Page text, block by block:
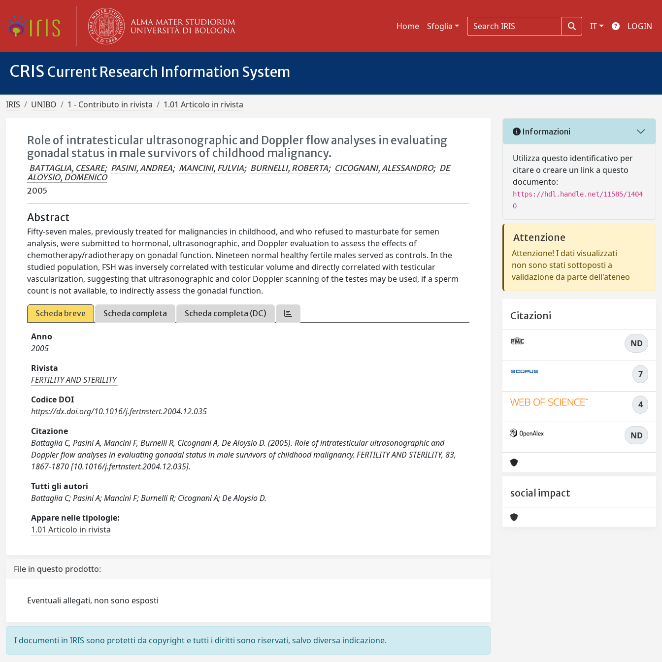
Home Sfoglia IT LOGIN
CRIS Current Research Information System
IRIS UNIBO 1 - Contributo in rivista 1.01 Articolo in rivista
Role of intratesticular ultrasonographic and Doppler flow analyses in evaluating
gonadal status in male survivors of childhood malignancy.
BATTAGLIA, CESARE; PASINI, ANDREA; MANCINI, FULVIA; BURNELLI, ROBERTA; CICOGNANI, ALESSANDRO; DE
ALOYSIO, DOMENICO
2005
Abstract
Fifty-seven males, previously treated for malignancies in childhood, and who refused to masturbate for semen
analysis, were submitted to hormonal, ultrasonographic, and Doppler evaluation to assess the effects of
chemotherapy/radiotherapy on gonadal function. Nineteen normal healthy fertile males served as controls. In the
studied population, FSH was inversely correlated with testicular volume and directly correlated with testicular
vascularization, suggesting that ultrasonographic and color Doppler scanning of the testes may be used, if a sperm
count is not available, to indirectly assess the gonadal function.
Scheda breve Scheda completa Scheda completa (DC)
Anno
2005
Rivista
FERTILITY AND STERILITY
Codice DOI
https://dx.doi.org/10.1016/j.fertnstert.2004.12.035
Citazione
Battaglia C, Pasini A, Mancini F, Burnelli R, Cicognani A, De Aloysio D. (2005). Role of intratesticular ultrasonographic and
Doppler flow analyses in evaluating gonadal status in male survivors of childhood malignancy. FERTILITY AND STERILITY, 83,
1867-1870 [10.1016/j.fertnstert.2004.12.035].
Tutti gli autori
Battaglia C; Pasini A; Mancini F; Burnelli R; Cicognani A; De Aloysio D.
Appare nelle tipologie:
1.01 Articolo in rivista
File in questo prodotto:
Eventuali allegati, non sono esposti
I documenti in IRIS sono protetti da copyright e tutti i diritti sono riservati, salvo diversa indicazione.
Informazioni
Utilizza questo identificativo per
citare o creare un link a questo
documento:
https://hdl.handle.net/11585/1404
0
Attenzione
Attenzione! I dati visualizzati
non sono stati sottoposti a
validazione da parte dell'ateneo
Citazioni
ND
7
4
ND
social impact